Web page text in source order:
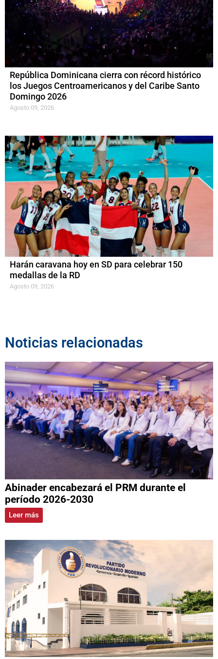
República Dominicana cierra con récord histórico
los Juegos Centroamericanos y del Caribe Santo
Domingo 2026
Agosto 09, 2026
Harán caravana hoy en SD para celebrar 150
medallas de la RD
Agosto 09, 2026
Noticias relacionadas
Abinader encabezará el PRM durante el
período 2026-2030
Leer más